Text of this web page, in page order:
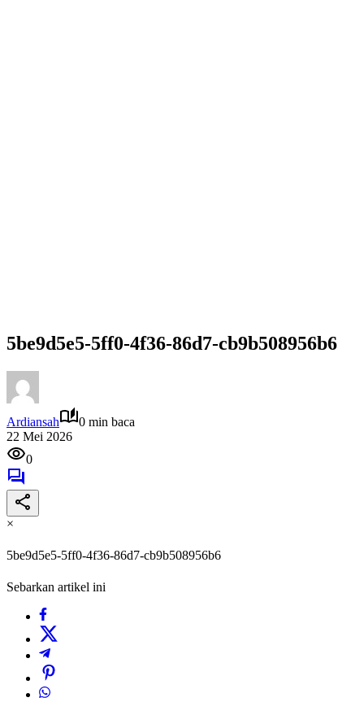
5be9d5e5-5ff0-4f36-86d7-cb9b508956b6
Ardiansah
0 min baca
22 Mei 2026
0
×
5be9d5e5-5ff0-4f36-86d7-cb9b508956b6
Sebarkan artikel ini